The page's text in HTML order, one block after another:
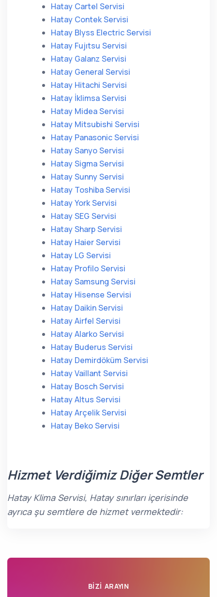
Hatay Cartel Servisi
Hatay Contek Servisi
Hatay Blyss Electric Servisi
Hatay Fujıtsu Servisi
Hatay Galanz Servisi
Hatay General Servisi
Hatay Hitachi Servisi
Hatay İklimsa Servisi
Hatay Midea Servisi
Hatay Mitsubishi Servisi
Hatay Panasonic Servisi
Hatay Sanyo Servisi
Hatay Sigma Servisi
Hatay Sunny Servisi
Hatay Toshiba Servisi
Hatay York Servisi
Hatay SEG Servisi
Hatay Sharp Servisi
Hatay Haier Servisi
Hatay LG Servisi
Hatay Profilo Servisi
Hatay Samsung Servisi
Hatay Hisense Servisi
Hatay Daikin Servisi
Hatay Airfel Servisi
Hatay Alarko Servisi
Hatay Buderus Servisi
Hatay Demirdöküm Servisi
Hatay Vaillant Servisi
Hatay Bosch Servisi
Hatay Altus Servisi
Hatay Arçelik Servisi
Hatay Beko Servisi
Hizmet Verdiğimiz Diğer Semtler
Hatay Klima Servisi, Hatay sınırları içerisinde
ayrıca şu semtlere de hizmet vermektedir:
BIZI ARAYIN